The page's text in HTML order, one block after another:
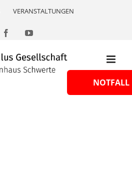
VERANSTALTUNGEN
FacebookYouTube
NOTFALL